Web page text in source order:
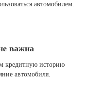
автомобилем.
важна
кредитную историю
автомобиля.